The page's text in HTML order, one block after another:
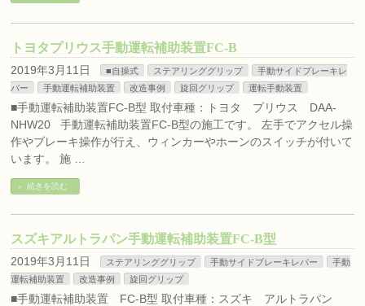
トヨタプリウス手動運転補助装置FC-B
2019年3月11日 ■自操式 ステアリンググリップ
手動サイドブレーキレ
バー
手動運転補助装置 改造事例 旋回グリップ 運転手動装置
■手動運転補助装置FC-B型 取付車種：トヨタ プリウス DAA-
NHW20 手動運転補助装置FC-B型の施工です。 左手でアクセル操
作やブレーキ操作が行え、ウィンカーやホーンのスイッチが付いて
います。 施 …
続きを読む
スズキアルトラパン手動運転補助装置FC-B型
2019年3月11日 ステアリンググリップ 手動サイドブレーキレバー
手動
運転補助装置
改造事例 旋回グリップ
■手動運転補助装置 FC-B型 取付車種：スズキ アルトラパン